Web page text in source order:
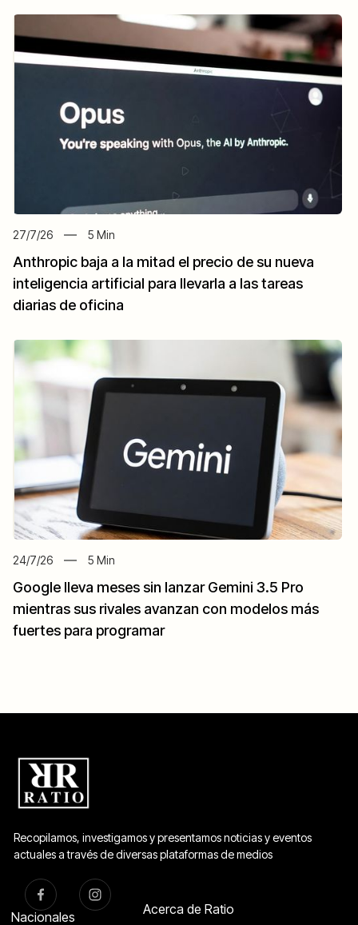
27/7/26 5 Min
Anthropic baja a la mitad el precio de su nueva
inteligencia artificial para llevarla a las tareas
diarias de oficina
24/7/26 5 Min
Google lleva meses sin lanzar Gemini 3.5 Pro
mientras sus rivales avanzan con modelos más
fuertes para programar
Recopilamos, investigamos y presentamos noticias y eventos
actuales a través de diversas plataformas de medios
Nacionales Acerca de Ratio